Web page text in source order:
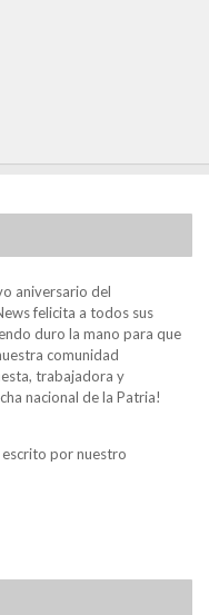
aniversario del
felicita a todos sus
duro la mano para que
comunidad
trabajadora y
nacional de la Patria!
por nuestro